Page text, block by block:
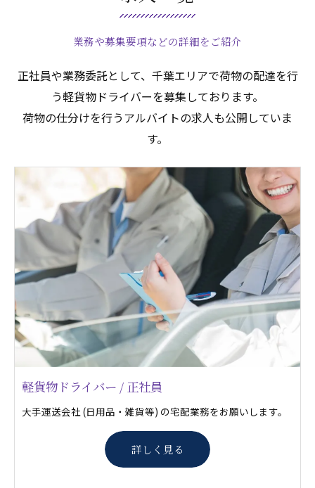
業務や募集要項などの詳細をご紹介
正社員や業務委託として、千葉エリアで荷物の配達を行
う軽貨物ドライバーを募集しております。
荷物の仕分けを行うアルバイトの求人も公開していま
す。
軽貨物ドライバー / 正社員
大手運送会社 (日用品・雑貨等) の宅配業務をお願いします。
詳しく見る